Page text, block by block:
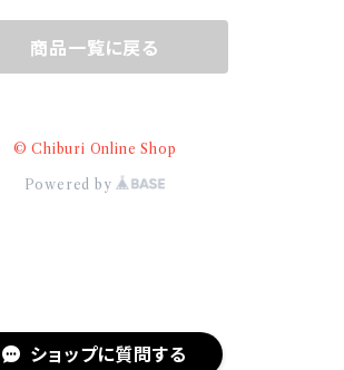
ショップに質問する
商品一覧に戻る
© Chiburi Online Shop
Powered by